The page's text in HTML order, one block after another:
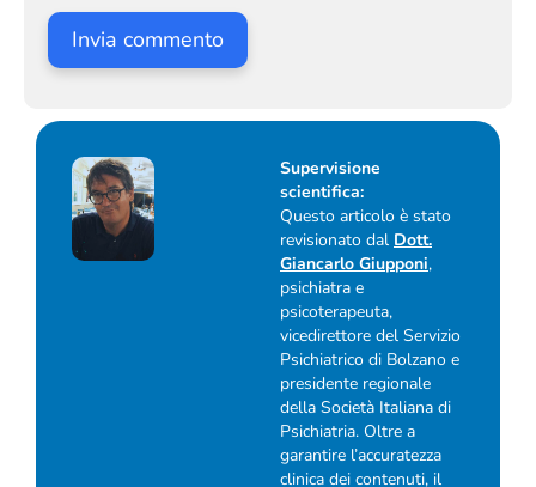
Supervisione
scientifica:
Questo articolo è stato
revisionato dal Dott.
Giancarlo Giupponi,
psichiatra e
psicoterapeuta,
vicedirettore del Servizio
Psichiatrico di Bolzano e
presidente regionale
della Società Italiana di
Psichiatria. Oltre a
garantire l’accuratezza
clinica dei contenuti, il